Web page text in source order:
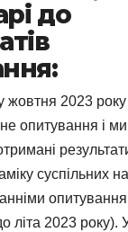
до
жовтня 2023
опитування і ми
суспільних
літа 2023 року).